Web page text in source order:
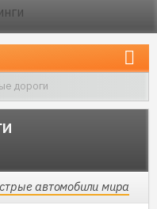
дороги
автомобили мира